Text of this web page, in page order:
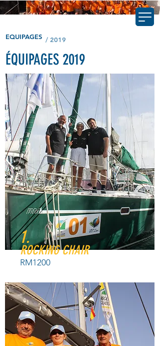
/ 2019
EQUIPAGES
ÉQUIPAGES 2019
ROCKING CHAIR
RM1200
1.